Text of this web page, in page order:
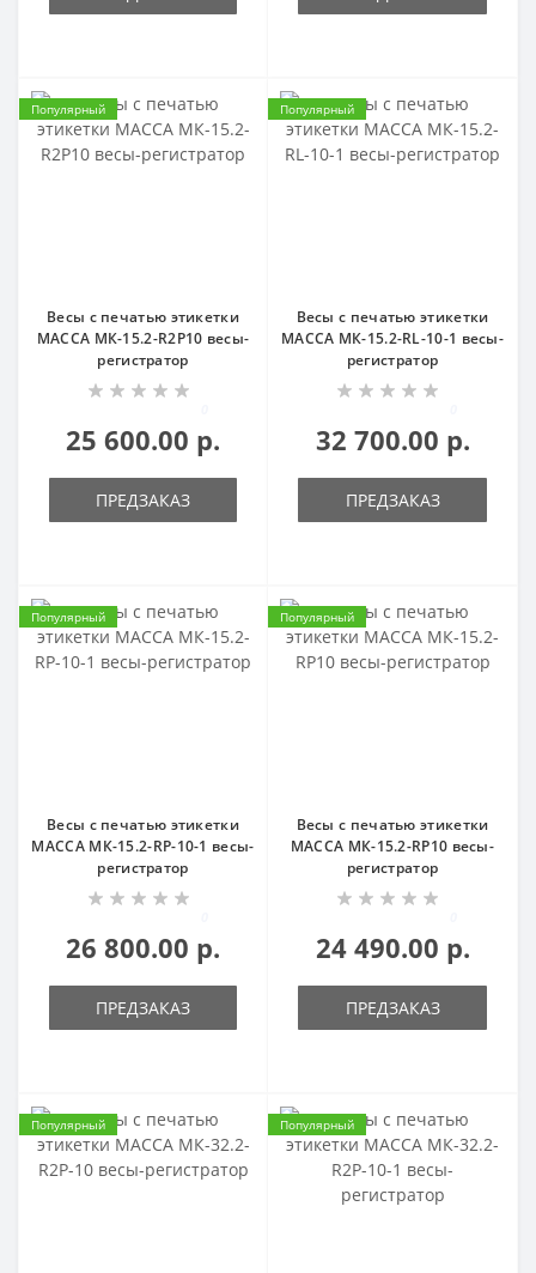
Популярный
Весы с печатью этикетки
МАССА МК-15.2-R2P10 весы-
регистратор
25 600.00 р.
ПРЕДЗАКАЗ
Популярный
Весы с печатью этикетки
МАССА МК-15.2-RL-10-1 весы-
регистратор
32 700.00 р.
ПРЕДЗАКАЗ
Популярный
Весы с печатью этикетки
МАССА МК-15.2-RP-10-1 весы-
регистратор
26 800.00 р.
ПРЕДЗАКАЗ
Популярный
Весы с печатью этикетки
МАССА МК-15.2-RP10 весы-
регистратор
24 490.00 р.
ПРЕДЗАКАЗ
Популярный Популярный